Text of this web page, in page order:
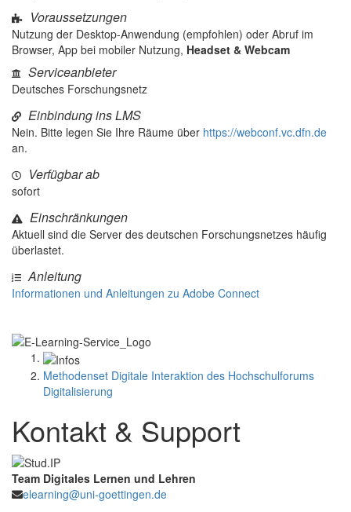
Voraussetzungen
Nutzung der Desktop-Anwendung (empfohlen) oder Abruf im
Browser, App bei mobiler Nutzung, Headset & Webcam
Serviceanbieter
Deutsches Forschungsnetz
Einbindung ins LMS
Nein. Bitte legen Sie Ihre Räume über https://webconf.vc.dfn.de
an.
Verfügbar ab
sofort
Einschränkungen
Aktuell sind die Server des deutschen Forschungsnetzes häufig
überlastet.
Anleitung
Informationen und Anleitungen zu Adobe Connect
Methodenset Digitale Interaktion des Hochschulforums
Digitalisierung
Kontakt & Support
Team Digitales Lernen und Lehren
elearning@uni-goettingen.de